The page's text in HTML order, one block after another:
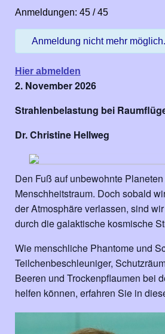
Anmeldungen: 45 / 45
Anmeldung nicht mehr möglich.
Hier abmelden
2. November 2026
Strahlenbelastung bei
Dr. Christine Hellweg
Den Fuß auf unbewohnte
Menschheitstraum. Doch sobald
der Atmosphäre verlassen, sind
durch die galaktische kosmische
Wie menschliche Phantome und
Teilchenbeschleuniger,
Beeren und Trockenpflaumen bei
helfen können, erfahren Sie in